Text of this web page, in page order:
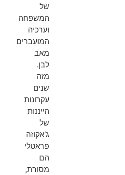
של
המשפחה
וערכיה
המועברים
מאב
לבן.
מזה
שנים
עקרונות
הייננות
של
ג’אקוזה
פראטלי
הם
מסורת,